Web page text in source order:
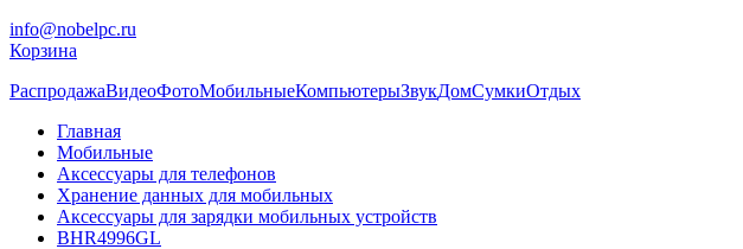
info@nobelpc.ru
Корзина
РаспродажаВидеоФотоМобильныеКомпьютерыЗвукДомСумкиОтдых
Главная
Мобильные
Аксессуары для телефонов
Хранение данных для мобильных
Аксессуары для зарядки мобильных устройств
BHR4996GL